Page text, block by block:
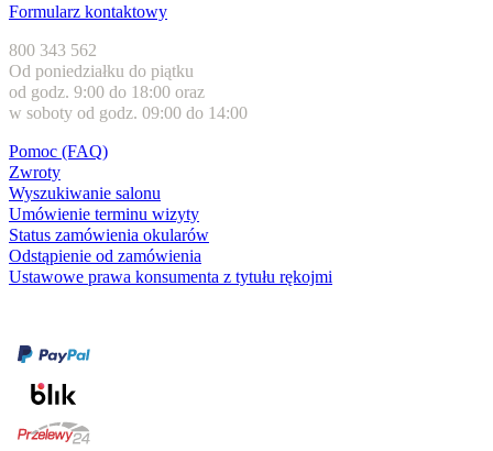
Formularz kontaktowy
800 343 562
Od poniedziałku do piątku
od godz. 9:00 do 18:00 oraz
w soboty od godz. 09:00 do 14:00
Pomoc (FAQ)
Zwroty
Wyszukiwanie salonu
Umówienie terminu wizyty
Status zamówienia okularów
Odstąpienie od zamówienia
Ustawowe prawa konsumenta z tytułu rękojmi